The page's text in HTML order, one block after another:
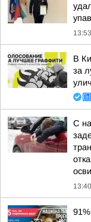
13:53
В
за
С
13:40